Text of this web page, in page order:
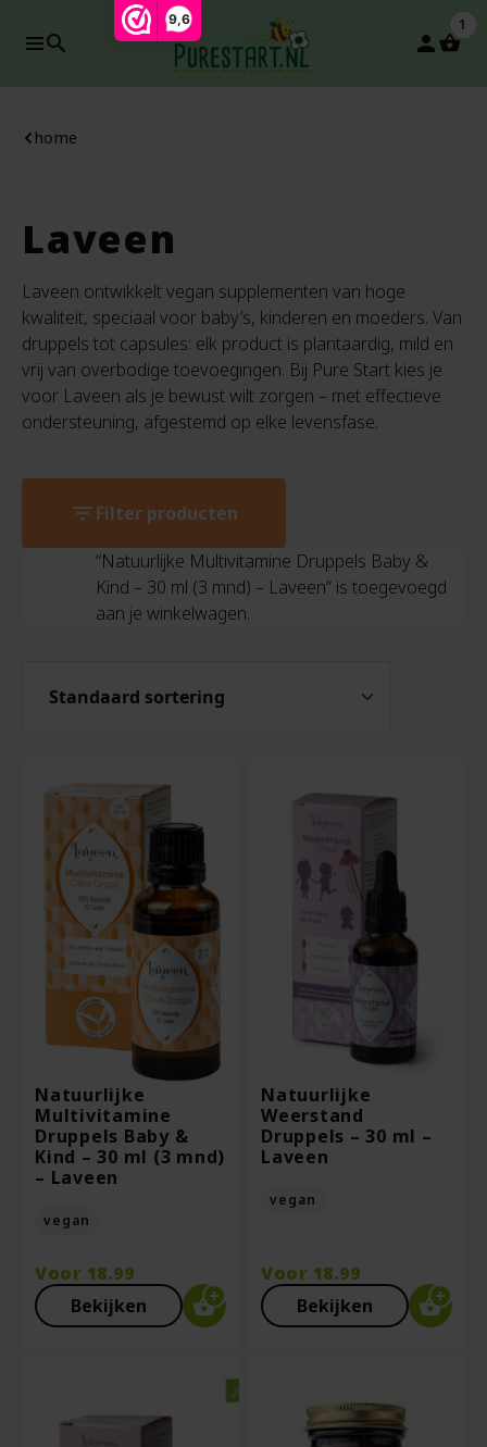
9,6
search person
1
home
Laveen
Laveen ontwikkelt vegan supplementen van hoge
kwaliteit, speciaal voor baby’s, kinderen en moeders. Van
druppels tot capsules: elk product is plantaardig, mild en
vrij van overbodige toevoegingen. Bij Pure Start kies je
voor Laveen als je bewust wilt zorgen – met effectieve
ondersteuning, afgestemd op elke levensfase.
filter_listFilter producten
“Natuurlijke Multivitamine Druppels Baby &
Kind – 30 ml (3 mnd) – Laveen” is toegevoegd
aan je winkelwagen.
Natuurlijke
Multivitamine
Druppels Baby &
Kind – 30 ml (3 mnd)
– Laveen
vegan
Voor 18.99
Bekijken
Natuurlijke
Weerstand
Druppels – 30 ml –
Laveen
vegan
Voor 18.99
Bekijken